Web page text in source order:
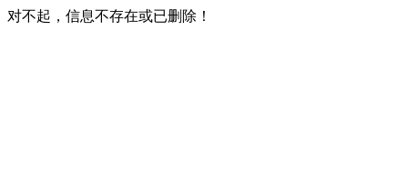
对不起，信息不存在或已删除！